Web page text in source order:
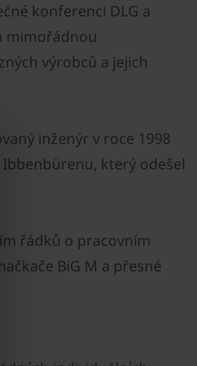
konferenci DLG a
mimořádnou
výrobců a jejich
inženýr v roce 1998
který odešel
řádků o pracovním
BiG M a přesné